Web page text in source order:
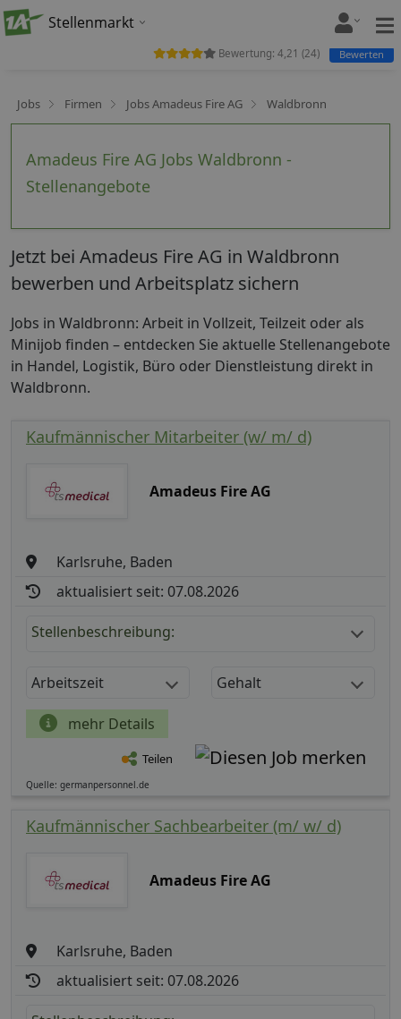
Stellenmarkt
Jobs Firmen Jobs Amadeus Fire AG Waldbronn
Amadeus Fire AG Jobs Waldbronn -
Stellenangebote
Bewertung: 4,21 (24) Bewerten
Jetzt bei Amadeus Fire AG in Waldbronn
bewerben und Arbeitsplatz sichern
Jobs in Waldbronn: Arbeit in Vollzeit, Teilzeit oder als
Minijob finden – entdecken Sie aktuelle Stellenangebote
in Handel, Logistik, Büro oder Dienstleistung direkt in
Waldbronn.
Kaufmännischer Mitarbeiter (w/ m/ d)
Amadeus Fire AG
Karlsruhe, Baden
aktualisiert seit: 07.08.2026
Stellenbeschreibung:
Arbeitszeit Gehalt
mehr Details
Teilen
Quelle: germanpersonnel.de
Kaufmännischer Sachbearbeiter (m/ w/ d)
Amadeus Fire AG
Karlsruhe, Baden
aktualisiert seit: 07.08.2026